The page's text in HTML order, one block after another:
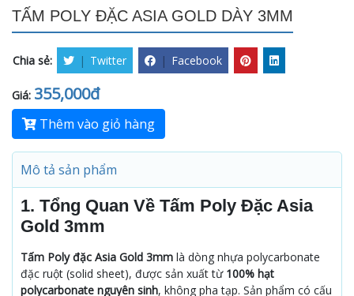
TẤM POLY ĐẶC ASIA GOLD DÀY 3MM
Chia sẻ: | Twitter | Facebook
Giá: 355,000đ
Thêm vào giỏ hàng
Mô tả sản phẩm
1. Tổng Quan Về Tấm Poly Đặc Asia
Gold 3mm
Tấm Poly đặc Asia Gold 3mm là dòng nhựa polycarbonate
đặc ruột (solid sheet), được sản xuất từ 100% hạt
polycarbonate nguyên sinh, không pha tạp. Sản phẩm có cấu